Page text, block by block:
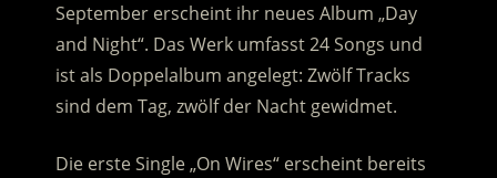
September erscheint ihr neues Album „Day
and Night“. Das Werk umfasst 24 Songs und
ist als Doppelalbum angelegt: Zwölf Tracks
sind dem Tag, zwölf der Nacht gewidmet.
Die erste Single „On Wires“ erscheint bereits